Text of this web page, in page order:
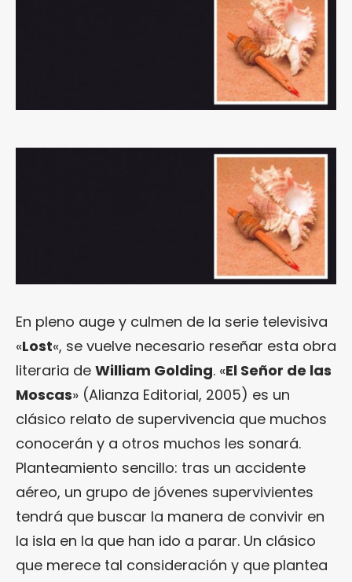
En pleno auge y culmen de la serie televisiva
«Lost«, se vuelve necesario reseñar esta obra
literaria de William Golding. «El Señor de las
Moscas» (Alianza Editorial, 2005) es un
clásico relato de supervivencia que muchos
conocerán y a otros muchos les sonará.
Planteamiento sencillo: tras un accidente
aéreo, un grupo de jóvenes supervivientes
tendrá que buscar la manera de convivir en
la isla en la que han ido a parar. Un clásico
que merece tal consideración y que plantea